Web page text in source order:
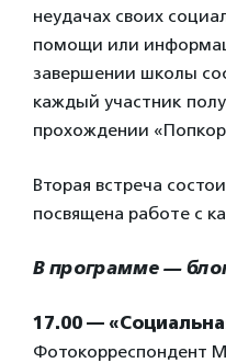
неудачах своих
помощи или
завершении школы
каждый участник
прохождении
Вторая встреча
посвящена работе с
В программе —
17.00 —
Фотокорреспондент